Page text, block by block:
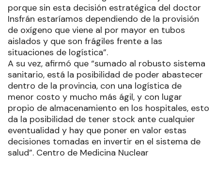
porque sin esta decisión estratégica del doctor
Insfrán estaríamos dependiendo de la provisión
de oxígeno que viene al por mayor en tubos
aislados y que son frágiles frente a las
situaciones de logística”.
A su vez, afirmó que “sumado al robusto sistema
sanitario, está la posibilidad de poder abastecer
dentro de la provincia, con una logística de
menor costo y mucho más ágil, y con lugar
propio de almacenamiento en los hospitales, esto
da la posibilidad de tener stock ante cualquier
eventualidad y hay que poner en valor estas
decisiones tomadas en invertir en el sistema de
salud”. Centro de Medicina Nuclear